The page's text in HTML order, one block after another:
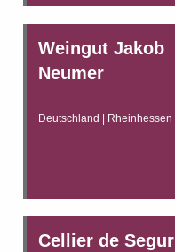
Weingut Jakob
Neumer
Deutschland | Rheinhessen
Cellier de Segur